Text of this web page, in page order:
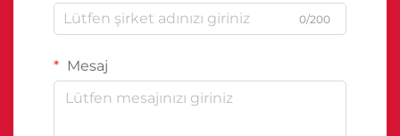
0/200
Mesaj